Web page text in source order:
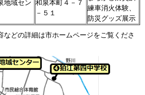
地域セン 和泉本町４－７
－５１
練車消火体験、
防災グッズ展示
どの詳細は市ホームページをご覧くださ